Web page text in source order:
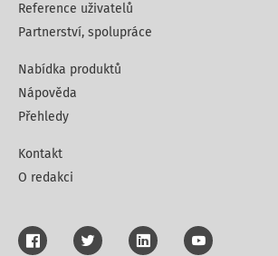
Reference uživatelů
Partnerství, spolupráce
Nabídka produktů
Nápověda
Přehledy
Kontakt
O redakci